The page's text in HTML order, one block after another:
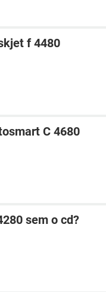
f 4480
C 4680
sem o cd?